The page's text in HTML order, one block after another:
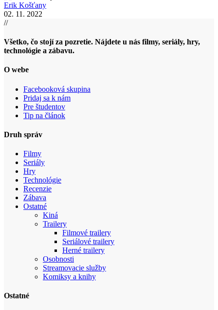
Erik Košťany
02. 11. 2022
//
Všetko, čo stojí za pozretie. Nájdete u nás filmy, seriály, hry,
technológie a zábavu.
O webe
Facebooková skupina
Pridaj sa k nám
Pre študentov
Tip na článok
Druh správ
Filmy
Seriály
Hry
Technológie
Recenzie
Zábava
Ostatné
Kiná
Trailery
Filmové trailery
Seriálové trailery
Herné trailery
Osobnosti
Streamovacie služby
Komiksy a knihy
Ostatné